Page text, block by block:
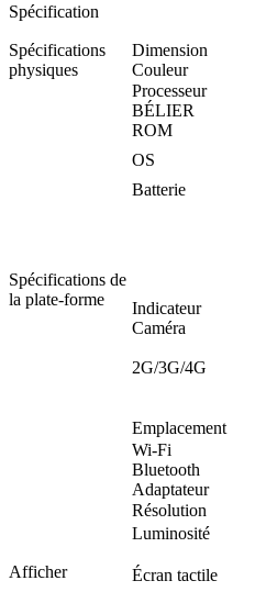
Spécification
Spécifications
physiques
Dimension
Couleur
Spécifications de
la plate-forme
Processeur
BÉLIER
ROM
OS
Batterie
Indicateur
Caméra
2G/3G/4G
Emplacement
Wi-Fi
Bluetooth
Adaptateur
Afficher
Résolution
Luminosité
Écran tactile